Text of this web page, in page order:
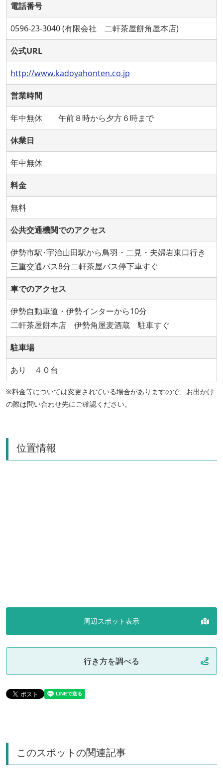
電話番号
0596-23-3040 (有限会社 二軒茶屋餅角屋本店)
公式URL
http://www.kadoyahonten.co.jp
営業時間
年中無休 午前８時から夕方６時まで
休業日
年中無休
料金
無料
公共交通機関でのアクセス
伊勢市駅･宇治山田駅から鳥羽・二見・夫婦岩東口行き
三重交通バス8分二軒茶屋バス停下車すぐ
車でのアクセス
伊勢自動車道・伊勢インターから10分
二軒茶屋餅本店 伊勢角屋麦酒蔵 駐車すぐ
駐車場
あり ４０台
※料金等については変更されている場合がありますので、お出かけ
の際は問い合わせ先にご確認ください。
位置情報
周辺スポット表示
行き方を調べる
このスポットの関連記事